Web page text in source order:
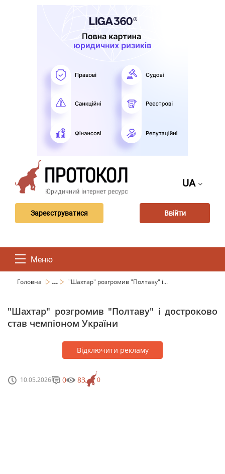
UA
Зареєструватися Ввійти
Меню
Головна ... "Шахтар" розгромив "Полтаву" і...
"Шахтар" розгромив "Полтаву" і достроково
став чемпіоном України
Відключити рекламу
10.05.2026 0
0 83